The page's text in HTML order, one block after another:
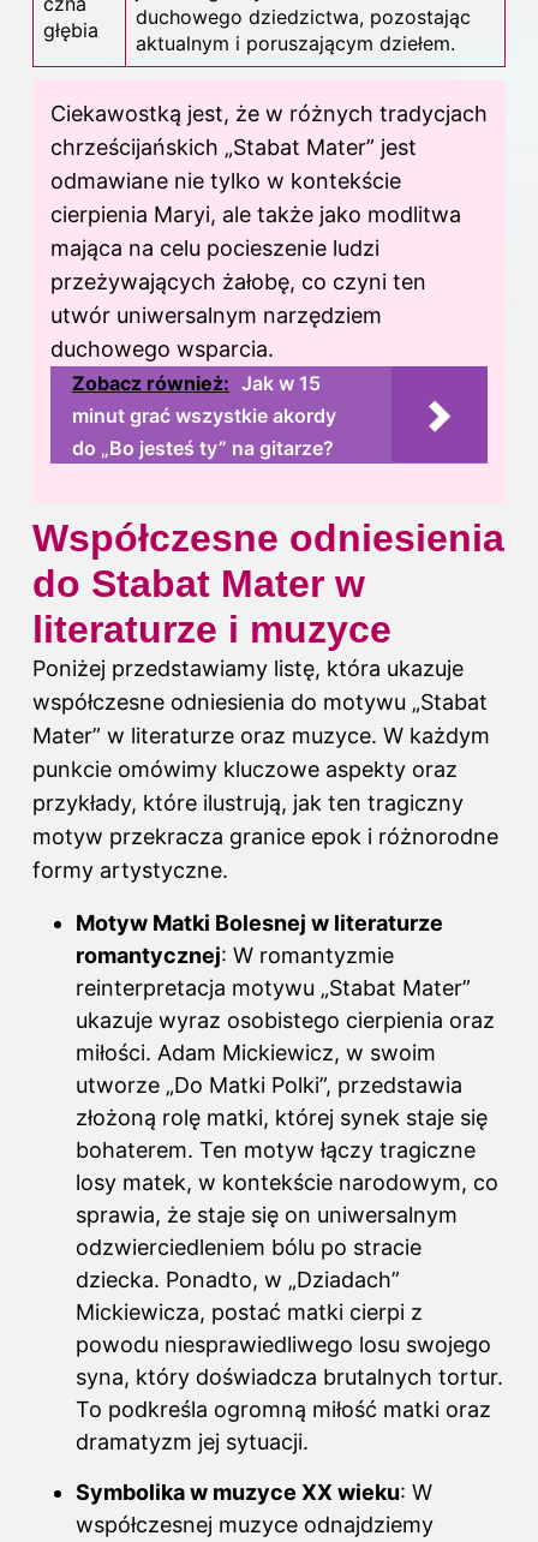
głębia
duchowego dziedzictwa, pozostając
aktualnym i poruszającym dziełem.
Ciekawostką jest, że w różnych tradycjach
chrześcijańskich „Stabat Mater” jest
odmawiane nie tylko w kontekście
cierpienia Maryi, ale także jako modlitwa
mająca na celu pocieszenie ludzi
przeżywających żałobę, co czyni ten
utwór uniwersalnym narzędziem
duchowego wsparcia.
Zobacz również: Jak w 15
minut grać wszystkie akordy
do „Bo jesteś ty” na gitarze?
Współczesne odniesienia
do Stabat Mater w
literaturze i muzyce
Poniżej przedstawiamy listę, która ukazuje
współczesne odniesienia do motywu „Stabat
Mater” w literaturze oraz muzyce. W każdym
punkcie omówimy kluczowe aspekty oraz
przykłady, które ilustrują, jak ten tragiczny
motyw przekracza granice epok i różnorodne
formy artystyczne.
Motyw Matki Bolesnej w literaturze
romantycznej: W romantyzmie
reinterpretacja motywu „Stabat Mater”
ukazuje wyraz osobistego cierpienia oraz
miłości. Adam Mickiewicz, w swoim
utworze „Do Matki Polki”, przedstawia
złożoną rolę matki, której synek staje się
bohaterem. Ten motyw łączy tragiczne
losy matek, w kontekście narodowym, co
sprawia, że staje się on uniwersalnym
odzwierciedleniem bólu po stracie
dziecka. Ponadto, w „Dziadach”
Mickiewicza, postać matki cierpi z
powodu niesprawiedliwego losu swojego
syna, który doświadcza brutalnych tortur.
To podkreśla ogromną miłość matki oraz
dramatyzm jej sytuacji.
Symbolika w muzyce XX wieku: W
współczesnej muzyce odnajdziemy